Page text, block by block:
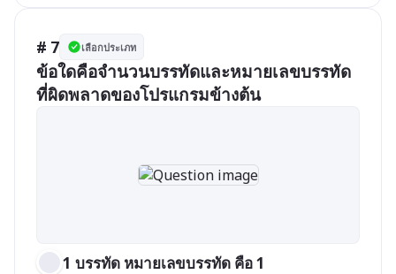
# 7 เลือกประเภท
ข้อใดคือจำนวนบรรทัดและหมายเลขบรรทัด
ที่ผิดพลาดของโปรแกรมข้างต้น
1 บรรทัด หมายเลขบรรทัด คือ 1